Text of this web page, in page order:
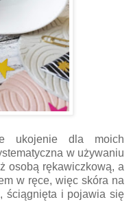
ukojenie dla moich
w używaniu
osobą rękawiczkową, a
w ręce, więc skóra na
ściągnięta i pojawia się